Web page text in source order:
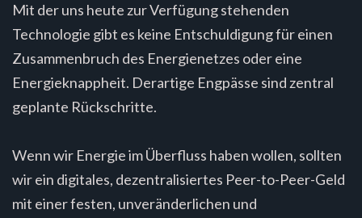
Mit der uns heute zur Verfügung stehenden
Technologie gibt es keine Entschuldigung für einen
Zusammenbruch des Energienetzes oder eine
Energieknappheit. Derartige Engpässe sind zentral
geplante Rückschritte.
Wenn wir Energie im Überfluss haben wollen, sollten
wir ein digitales, dezentralisiertes Peer-to-Peer-Geld
mit einer festen, unveränderlichen und